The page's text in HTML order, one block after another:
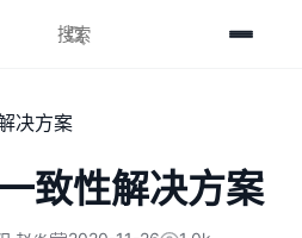
致性解决方案